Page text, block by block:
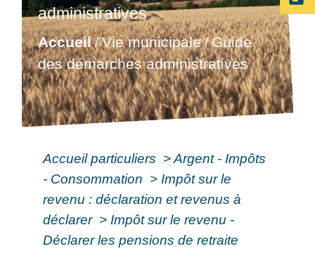
administratives
Accueil/Vie municipale/Guide
des démarches administratives
Accueil particuliers >Argent - Impôts
- Consommation > Impôt sur le
revenu : déclaration et revenus à
déclarer > Impôt sur le revenu -
Déclarer les pensions de retraite